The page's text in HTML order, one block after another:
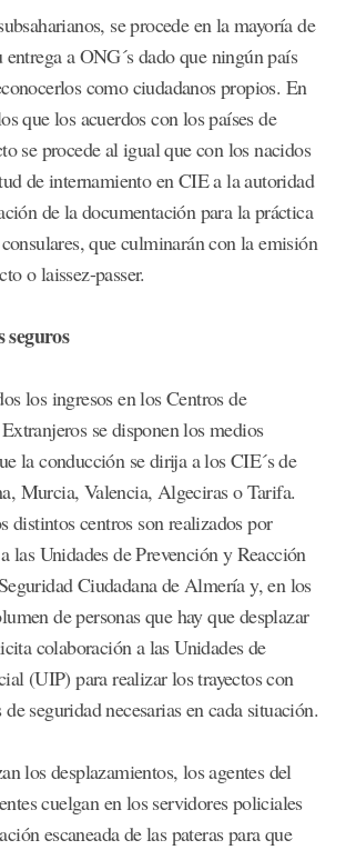
se procede en la mayoría de
entrega a ONG´s dado que ningún país
como ciudadanos propios. En
que los acuerdos con los países de
se procede al igual que con los nacidos
de internamiento en CIE a la autoridad
de la documentación para la práctica
que culminarán con la emisión
o laissez-passer.
seguros
los ingresos en los Centros de
se disponen los medios
la conducción se dirija a los CIE´s de
Murcia, Valencia, Algeciras o Tarifa.
distintos centros son realizados por
las Unidades de Prevención y Reacción
Ciudadana de Almería y, en los
de personas que hay que desplazar
colaboración a las Unidades de
(UIP) para realizar los trayectos con
seguridad necesarias en cada situación.
los desplazamientos, los agentes del
cuelgan en los servidores policiales
escaneada de las pateras para que